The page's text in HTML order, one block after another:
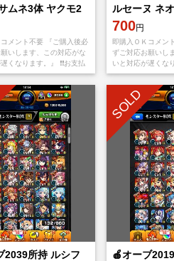
ムネ3体 ヤクモ2
メント不要 『ご購入後必
いします、この対応がな
くなります。』 ❗️❗️お支払
をappStoreもしくは
ら【捨てメアド
ルセーヌ ネ
700円
即購入ＯＫコメン
ずご対応お願いし
いと対応が遅くなり
い後、アプリを
Googleplayから【
2039所持 ルシフ
SOLD
🍎オーブ